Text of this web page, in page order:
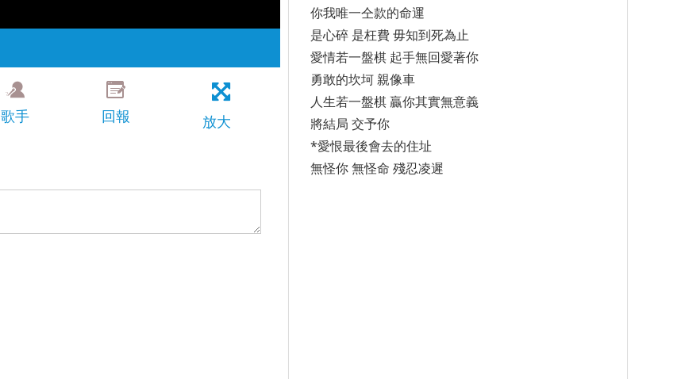
歌手 回報 放大
你我唯一仝款的命運
是心碎 是枉費 毋知到死為止
愛情若一盤棋 起手無回愛著你
勇敢的坎坷 親像車
人生若一盤棋 贏你其實無意義
將結局 交予你
*愛恨最後會去的住址
無怪你 無怪命 殘忍凌遲